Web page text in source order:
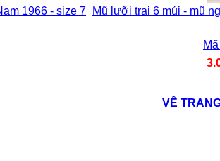
1966 - size 7
Mũ lưỡi trai 6 múi - mũ
VỀ